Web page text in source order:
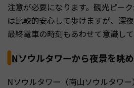
注意が必要になります。観光ピー
は比較的安心して歩けますが、深
最終電車の時刻もあわせて意識して
Nソウルタワーから夜景を眺
Nソウルタワー（南山ソウルタワ